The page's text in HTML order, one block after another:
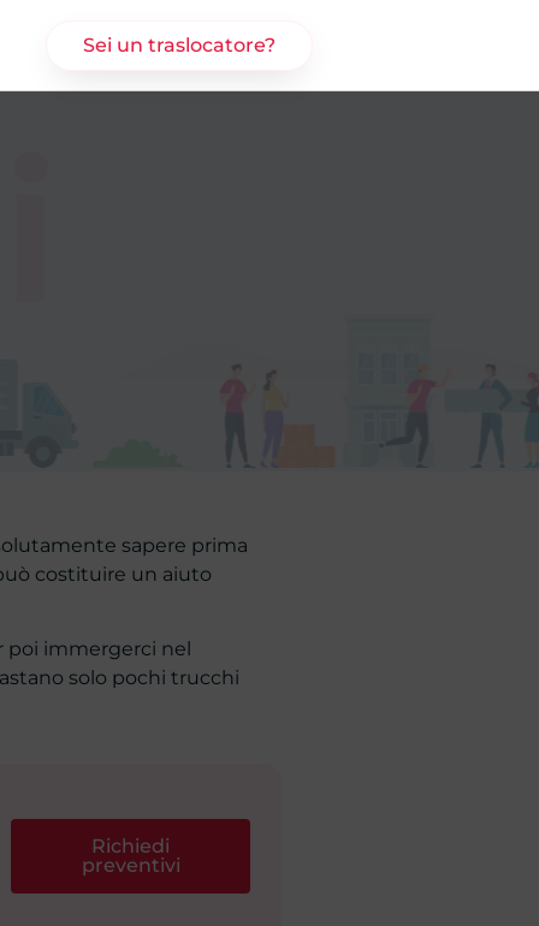
Sei un traslocatore?
sapere prima
costituire un aiuto
poi immergerci nel
solo pochi trucchi
Richiedi
preventivi